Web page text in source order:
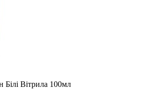
Білі Вітрила 100мл